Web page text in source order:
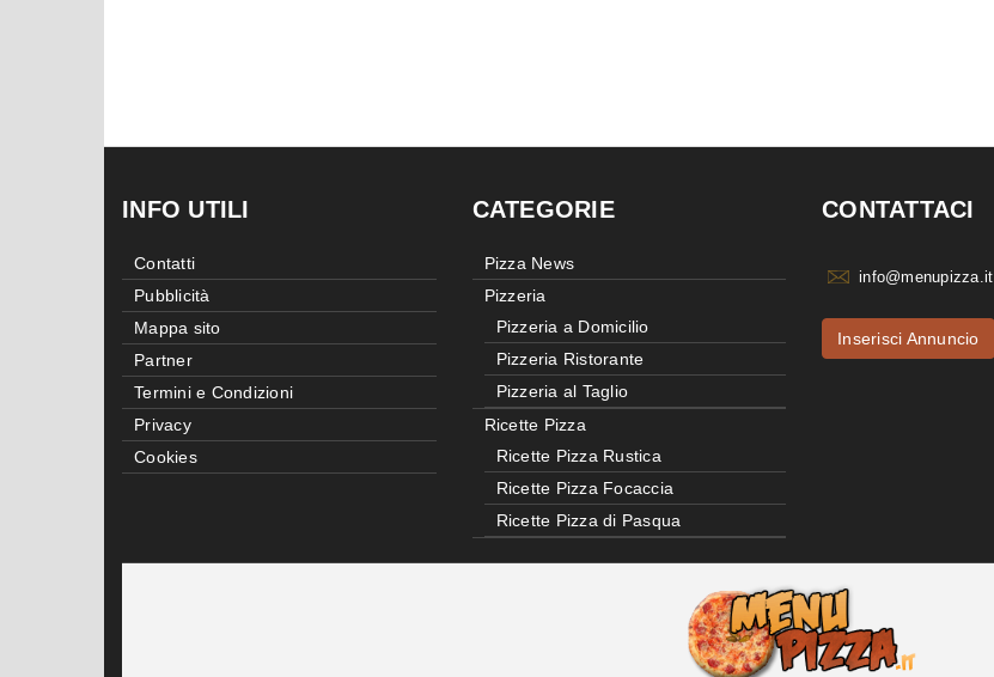
INFO UTILI
Contatti
Pubblicità
Mappa sito
Partner
Termini e Condizioni
Privacy
Cookies
CATEGORIE
Pizza News
Pizzeria
Pizzeria a Domicilio
Pizzeria Ristorante
Pizzeria al Taglio
Ricette Pizza
Ricette Pizza Rustica
Ricette Pizza Focaccia
Ricette Pizza di Pasqua
CONTATTACI
info@menupizza.it
Inserisci Annuncio